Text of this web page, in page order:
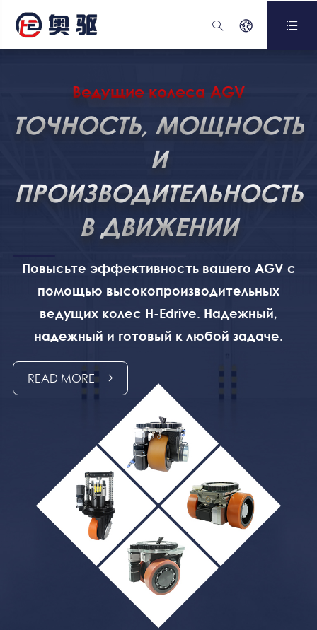
  
Ведущие колеса AGV
ТОЧНОСТЬ, МОЩНОСТЬ
И
ПРОИЗВОДИТЕЛЬНОСТЬ
В ДВИЖЕНИИ
Повысьте эффективность вашего AGV с
помощью высокопроизводительных
ведущих колес H-Edrive. Надежный,
надежный и готовый к любой задаче.
READ MORE 